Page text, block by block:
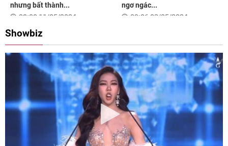
nhưng bất thành...
08:00 11/05/2024
ngơ ngác...
09:06 03/05/2024
Showbiz